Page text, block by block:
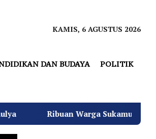
KAMIS, 6 AGUSTUS 2026
DAN BUDAYA POLITIK
Warga Sukamulya Padati Kediaman